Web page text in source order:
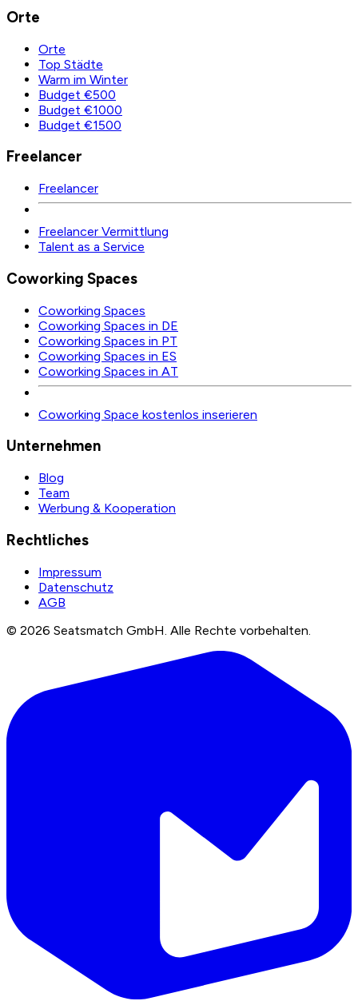
Orte
Orte
Top Städte
Warm im Winter
Budget €500
Budget €1000
Budget €1500
Freelancer
Freelancer
Freelancer Vermittlung
Talent as a Service
Coworking Spaces
Coworking Spaces
Coworking Spaces in DE
Coworking Spaces in PT
Coworking Spaces in ES
Coworking Spaces in AT
Coworking Space kostenlos inserieren
Unternehmen
Blog
Team
Werbung & Kooperation
Rechtliches
Impressum
Datenschutz
AGB
© 2026 Seatsmatch GmbH. Alle Rechte vorbehalten.